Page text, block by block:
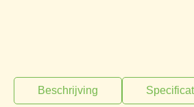
Beschrijving